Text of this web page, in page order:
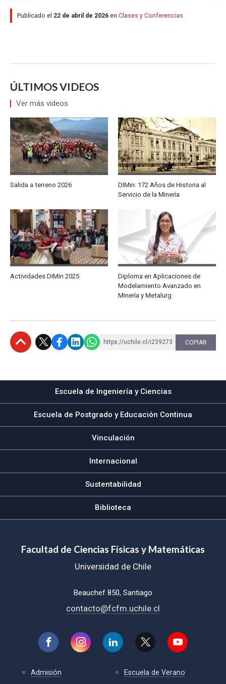
Publicado el 22 de abril de 2026 en Clases y Conferencias
ÚLTIMOS VIDEOS
Ver más videos
Salida a terreno 2026
DIMin: 172 Años de Historia al
Servicio de la Minería
Actividades DIMin 2025
Diploma en Aplicaciones de
Modelamiento Avanzado en
Minería y Metalurg
https://uchile.cl/i239273 COPIAR
Escuela de Ingeniería y Ciencias
Escuela de Postgrado y Educación Continua
Vinculación
Internacional
Sustentabilidad
Biblioteca
Facultad de Ciencias Físicas y Matemáticas
Universidad de Chile
Beauchef 850, Santiago
contacto@fcfm.uchile.cl
Admisión
Escuela de Verano